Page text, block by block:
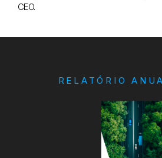
CEO.
RELATÓRIO